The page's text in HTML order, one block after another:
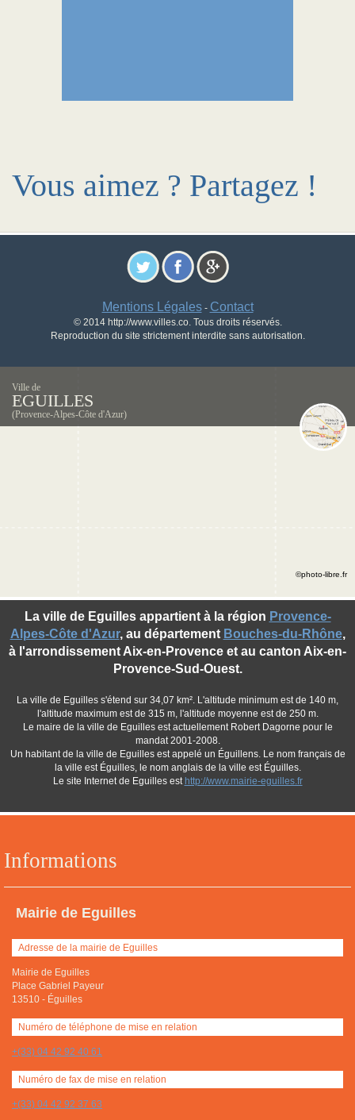
Vous aimez ? Partagez !
Mentions Légales- Contact
© 2014 http://www.villes.co. Tous droits réservés.
Reproduction du site strictement interdite sans autorisation.
Ville de
EGUILLES
(Provence-Alpes-Côte d'Azur)
Informations
Mairie de Eguilles
Adresse de la mairie de Eguilles
Mairie de Eguilles
Place Gabriel Payeur
13510 - Éguilles
Numéro de téléphone de mise en relation
+(33) 04 42 92 40 61
Numéro de fax de mise en relation
+(33) 04 42 92 37 63
La ville de Eguilles appartient à la région Provence-
Alpes-Côte d'Azur, au département Bouches-du-Rhône,
à l'arrondissement Aix-en-Provence et au canton Aix-en-
Provence-Sud-Ouest.
La ville de Eguilles s'étend sur 34,07 km². L'altitude minimum est de 140 m,
l'altitude maximum est de 315 m, l'altitude moyenne est de 250 m.
Le maire de la ville de Eguilles est actuellement Robert Dagorne pour le
mandat 2001-2008.
Un habitant de la ville de Eguilles est appelé un Éguillens. Le nom français de
la ville est Éguilles, le nom anglais de la ville est Éguilles.
Le site Internet de Eguilles est http://www.mairie-eguilles.fr
©photo-libre.fr